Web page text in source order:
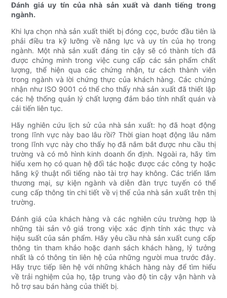
Đánh giá uy tín của nhà sản xuất và danh tiếng trong
ngành.
Khi lựa chọn nhà sản xuất thiết bị đóng cọc, bước đầu tiên là
phải điều tra kỹ lưỡng về năng lực và uy tín của họ trong
ngành. Một nhà sản xuất đáng tin cậy sẽ có thành tích đã
được chứng minh trong việc cung cấp các sản phẩm chất
lượng, thể hiện qua các chứng nhận, tư cách thành viên
trong ngành và lời chứng thực của khách hàng. Các chứng
nhận như ISO 9001 có thể cho thấy nhà sản xuất đã thiết lập
các hệ thống quản lý chất lượng đảm bảo tính nhất quán và
cải tiến liên tục.
Hãy nghiên cứu lịch sử của nhà sản xuất: họ đã hoạt động
trong lĩnh vực này bao lâu rồi? Thời gian hoạt động lâu năm
trong lĩnh vực này cho thấy họ đã nắm bắt được nhu cầu thị
trường và có mô hình kinh doanh ổn định. Ngoài ra, hãy tìm
hiểu xem họ có quan hệ đối tác hoặc được các công ty hoặc
hãng kỹ thuật nổi tiếng nào tài trợ hay không. Các triển lãm
thương mại, sự kiện ngành và diễn đàn trực tuyến có thể
cung cấp thông tin chi tiết về vị thế của nhà sản xuất trên thị
trường.
Đánh giá của khách hàng và các nghiên cứu trường hợp là
những tài sản vô giá trong việc xác định tính xác thực và
hiệu suất của sản phẩm. Hãy yêu cầu nhà sản xuất cung cấp
thông tin tham khảo hoặc danh sách khách hàng, lý tưởng
nhất là có thông tin liên hệ của những người mua trước đây.
Hãy trực tiếp liên hệ với những khách hàng này để tìm hiểu
về trải nghiệm của họ, tập trung vào độ tin cậy vận hành và
hỗ trợ sau bán hàng của thiết bị.